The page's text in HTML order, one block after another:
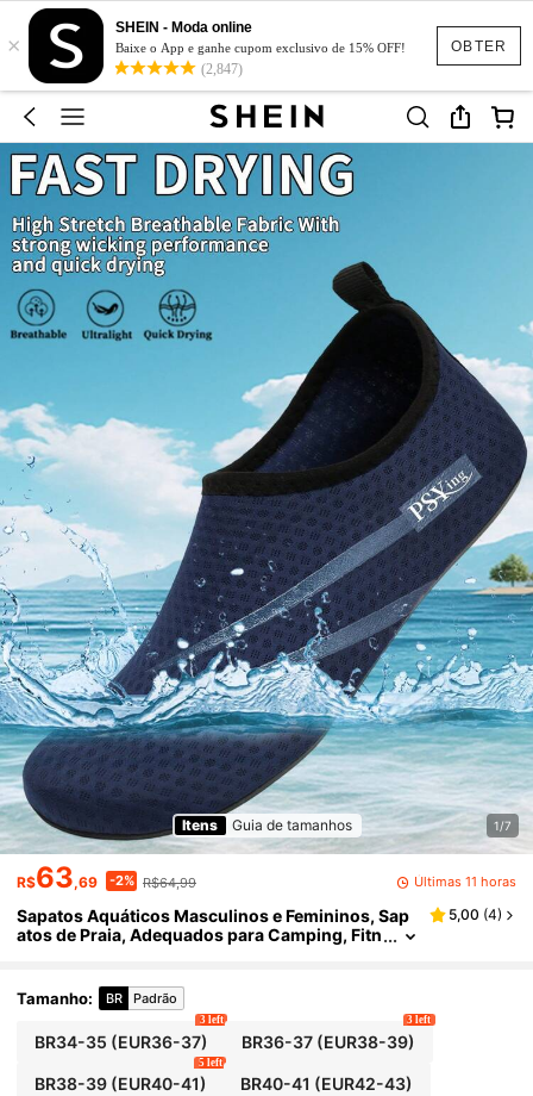
OBTER
×
SHEIN - Moda online
Baixe o App e ganhe cupom exclusivo de 15% OFF!
(2,847)
Itens Guia de tamanhos 1/7
R$63,69 -2% R$64,99 Últimas 11 horas
Sapatos Aquáticos Masculinos e Femininos, Sap
atos de Praia, Adequados para Camping, Fitn
5,00 (4)
Tamanho: BR Padrão
BR34-35 (EUR36-37)
3 left
BR36-37 (EUR38-39)
3 left
BR38-39(EUR40-41)
5 left
BR40-41 (EUR42-43)